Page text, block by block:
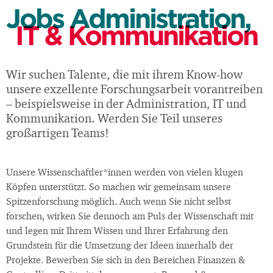
Jobs Administration,
IT & Kommunikation
Wir suchen Talente, die mit ihrem Know-how
unsere exzellente Forschungsarbeit vorantreiben
– beispielsweise in der Administration, IT und
Kommunikation. Werden Sie Teil unseres
großartigen Teams!
Unsere Wissenschaftler*innen werden von vielen klugen
Köpfen unterstützt. So machen wir gemeinsam unsere
Spitzenforschung möglich. Auch wenn Sie nicht selbst
forschen, wirken Sie dennoch am Puls der Wissenschaft mit
und legen mit Ihrem Wissen und Ihrer Erfahrung den
Grundstein für die Umsetzung der Ideen innerhalb der
Projekte. Bewerben Sie sich in den Bereichen Finanzen &